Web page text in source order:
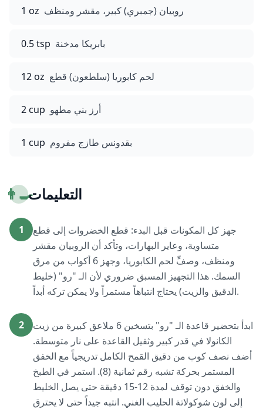
1 oz روبيان (جمبري) كبير، مقشر ومنظف
0.5 tsp بابريكا مدخنة
12 oz لحم كابوريا (سلطعون) قطع
2 cup أرز بني مطهو
1 cup بقدونس طازج مفروم
👨‍🍳التعليمات
1
جهز كل المكونات قبل البدء: قطع الخضروات إلى قطع
متساوية، وعاير البهارات، وتأكد أن الروبيان مقشر
ومنظف، وصفِّ لحم الكابوريا، وجهز 6 أكواب من مرق
السمك. هذا التجهيز المسبق ضروري لأن الـ "رو" (خليط
الدقيق والزيت) يحتاج انتباهاً مستمراً ولا يمكن تركه أبداً.
2
ابدأ بتحضير قاعدة الـ "رو" بتسخين 6 ملاعق كبيرة من زيت
الكانولا في قدر كبير وثقيل القاعدة على نار متوسطة.
أضف نصف كوب من دقيق القمح الكامل تدريجياً مع الخفق
المستمر بحركة تشبه رقم ثمانية (8). استمر في الطبخ
والخفق دون توقف لمدة 12-15 دقيقة حتى يصل الخليط
إلى لون شوكولاتة الحليب الغني. انتبه جيداً حتى لا يحترق